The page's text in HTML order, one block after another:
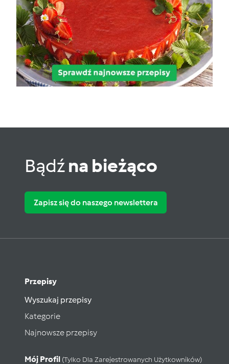
Bądźna bieżąco
Zapisz się do naszego newslettera
Przepisy
Wyszukaj przepisy
Kategorie
Najnowsze przepisy
Mój Profil (tylko Dla Zarejestrowanych Użytkowników)